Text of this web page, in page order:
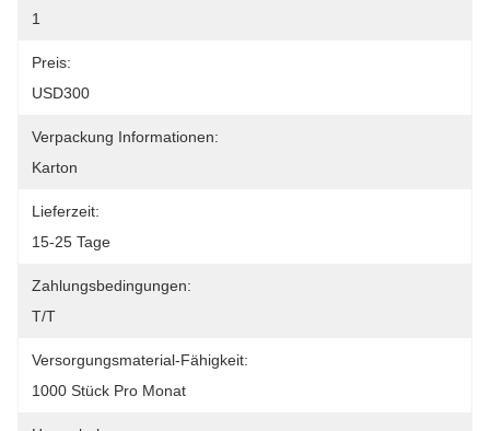
1
Preis:
USD300
Verpackung Informationen:
Karton
Lieferzeit:
15-25 Tage
Zahlungsbedingungen:
T/T
Versorgungsmaterial-Fähigkeit:
1000 Stück Pro Monat